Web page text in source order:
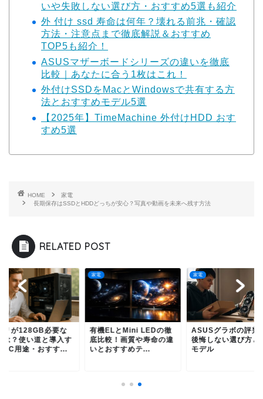
いや失敗しない選び方・おすすめ5選も紹介
外 付け ssd 寿命は何年？壊れる前兆・確認
方法・注意点まで徹底解説＆おすすめ
TOP5も紹介！
ASUSマザーボードシリーズの違いを徹底
比較｜あなたに合う1枚はこれ！
外付けSSDをMacとWindowsで共有する方
法とおすすめモデル5選
【2025年】TimeMachine 外付けHDD おす
すめ5選
HOME
家電
長期保存はSSDとHDDどっちが安心？写真や動画を未来へ残す方法
RELATED POST
リが128GB必要な
は？使い道と導入す
PC用途・おすす...
家電
有機ELとMini LEDの徹
底比較！画質や寿命の違
いとおすすめテ...
家電
ASUSグラボの評判
後悔しない選び方と
モデル